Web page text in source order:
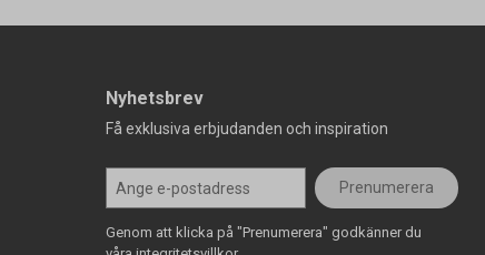
Nyhetsbrev
Få exklusiva erbjudanden och inspiration
Prenumerera
Genom att klicka på "Prenumerera" godkänner du